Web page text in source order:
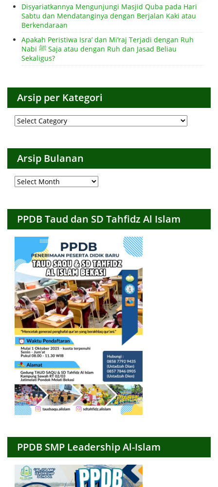
Disyariatkannya Mengunjungi Masjid Quba pada Hari
Sabtu dan Mendatanginya dengan Berjalan Kaki atau
Berkendaraan
Apakah Peristiwa Isra’ dan Mi’raj Terjadi dengan Ruh
Nabi ﷺ Saja atau dengan Ruh dan Jasad Beliau
Sekaligus?
Arsip per Kategori
Arsip
per
Arsip Bulanan
Arsip
Bulanan
PPDB Taud dan SD Tahfidz Al Islam
PPDB SMP Leadership Al-Islam